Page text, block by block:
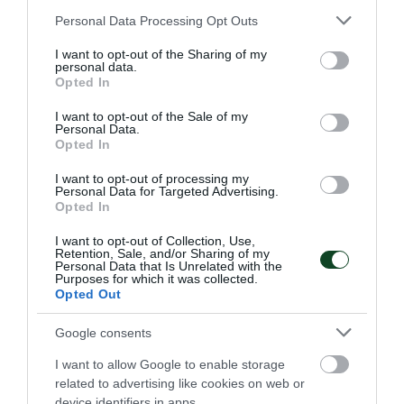
Please note that this website/app uses one or more Google
not limited to your visit or usage behaviour. You may click to
grant or deny consent to Google and its third-party tags to
use your data for below specified purposes in below Google
consent section.
Personal Data Processing Opt Outs
I want to opt-out of the Sharing of my
personal data.
Opted In
I want to opt-out of the Sale of my
Personal Data.
Opted In
I want to opt-out of processing my
Personal Data for Targeted Advertising.
Opted In
I want to opt-out of Collection, Use,
Retention, Sale, and/or Sharing of my
Personal Data that Is Unrelated with the
Purposes for which it was collected.
Opted Out
Google consents
I want to allow Google to enable storage
related to advertising like cookies on web or
Μικτή Αυστραλίας
Ένα ιδιαίτερο φιλικό παιχνίδι futsal έδωσε η Κ17 του
Παναθηναϊκού κόντρα στη Μικτή Αυστραλίας.
ΤΕΛΕΥΤΑΙΑ ΝΕΑ